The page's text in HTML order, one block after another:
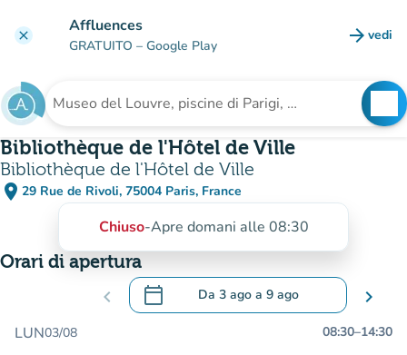
clear Affluences
GRATUITO – Google Play arrow_forward vedi
Cerca una struttura
Bibliothèque de l'Hôtel de Ville
Bibliothèque de l'Hôtel de Ville
place 29 Rue de Rivoli, 75004 Paris, France
(apri in Google Maps)
(nuova scheda)
Chiuso-Apre domani alle 08:30
Orari di apertura
chevron_left calendar_today Da 3 ago a 9 ago
.Aprire il calendario per modificare le
chevron_right
LUN03/08 08:30–14:30